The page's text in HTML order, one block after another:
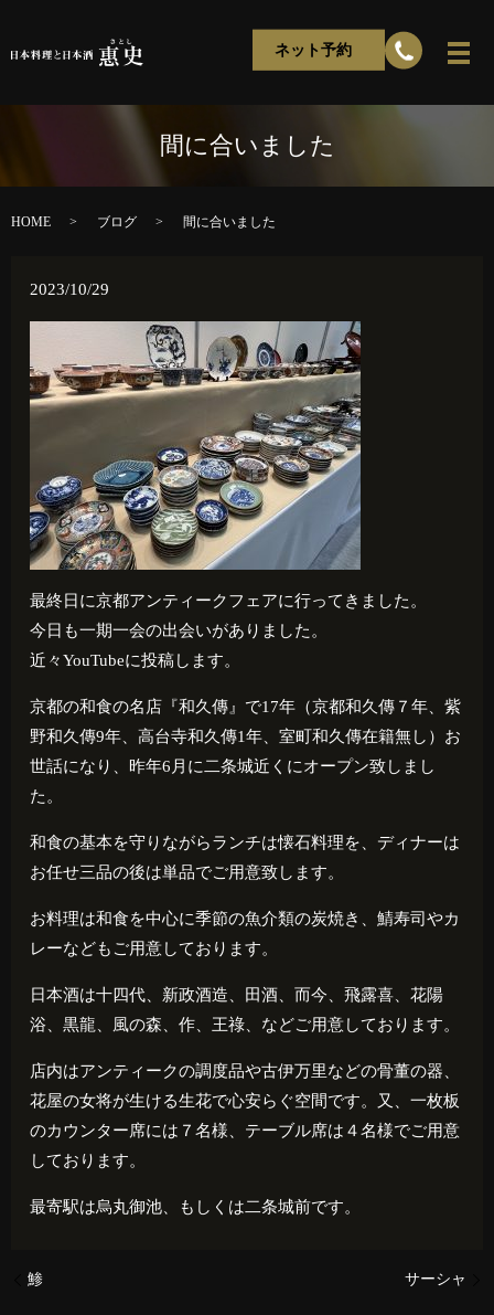
ネット予約
間に合いました
HOME ブログ 間に合いました
2023/10/29
最終日に京都アンティークフェアに行ってきました。
今日も一期一会の出会いがありました。
近々YouTubeに投稿します。
京都の和食の名店『和久傳』で17年（京都和久傳７年、紫
野和久傳9年、高台寺和久傳1年、室町和久傳在籍無し）お
世話になり、昨年6 月に二条城近くにオープン致しまし
た。
和食の基本を守りながらランチは懐石料理を、ディナーは
お任せ三品の後は単品でご用意致します。
お料理は和食を中心に季節の魚介類の炭焼き、鯖寿司やカ
レーなどもご用意しております。
日本酒は十四代、新政酒造、田酒、而今、飛露喜、花陽
浴、黒龍、風の森、作、王祿、などご用意しております。
店内はアンティークの調度品や古伊万里などの骨董の器、
花屋の女将が生ける生花で心安らぐ空間です。又、一枚板
のカウンター席には７名様、テーブル席は４名様でご用意
しております。
最寄駅は烏丸御池、もしくは二条城前です。
鯵 サーシャ